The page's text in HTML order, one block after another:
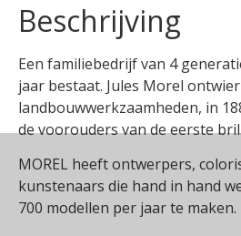
Beschrijving
Een familiebedrijf van 4
jaar bestaat. Jules Morel
landbouwwerkzaamheden, in
de voorouders van de eerste
MOREL heeft ontwerpers,
kunstenaars die hand in hand
700 modellen per jaar te maken.